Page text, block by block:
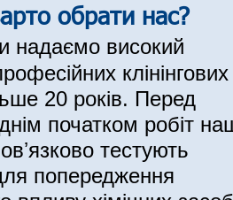
обрати нас?
надаємо високий
клінінгових
20 років. Перед
початком робіт
тестують
попередження